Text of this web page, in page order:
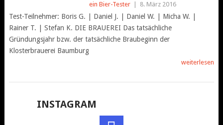
ein Bier-Tester 8. März 2016
Test-Teilnehmer: Boris G. | Daniel J. | Daniel W. | Micha W. |
Rainer T. | Stefan K. DIE BRAUEREI Das tatsächliche
Gründungsjahr bzw. der tatsächliche Braubeginn der
Klosterbrauerei Baumburg
weiterlesen
INSTAGRAM